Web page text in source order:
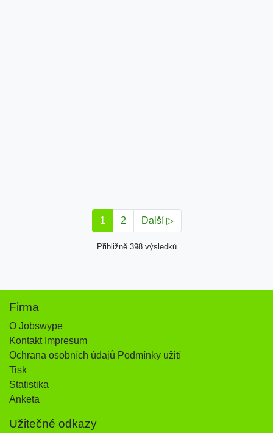
1 2 Další ▷
Přibližně 398 výsledků
Firma
O Jobswype
Kontakt Impresum
Ochrana osobních údajů Podmínky užití
Tisk
Statistika
Anketa
Užitečné odkazy